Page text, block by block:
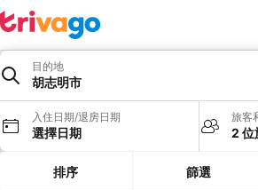
目的地
胡志明市
入住日期/退房日期
選擇日期
旅客
2 位
排序 篩選